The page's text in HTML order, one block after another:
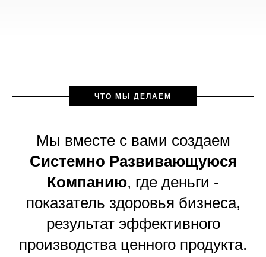
ЧТО МЫ ДЕЛАЕМ
Мы вместе с вами создаем
Системно Развивающуюся
Компанию, где деньги -
показатель здоровья бизнеса,
результат эффективного
производства ценного продукта.